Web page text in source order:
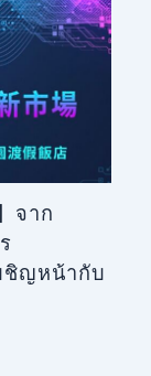
จาก
ชิญหน้ากับ